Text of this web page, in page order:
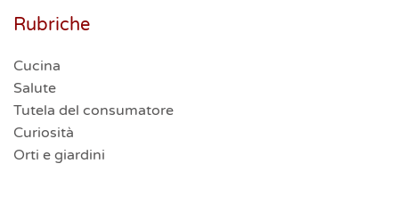
Rubriche
Cucina
Salute
Tutela del consumatore
Curiosità
Orti e giardini